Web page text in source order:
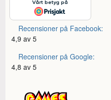
Recensioner på Facebook:
4,9 av 5
Recensioner på Google:
4,8 av 5